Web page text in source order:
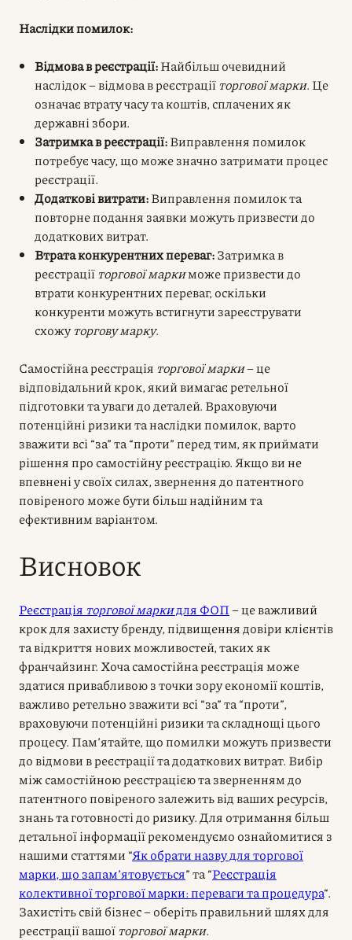
Наслідки помилок:
Відмова в реєстрації:Найбільш очевидний
наслідок – відмова в реєстрації торгової марки. Це
означає втрату часу та коштів, сплачених як
державні збори.
Затримка в реєстрації:Виправлення помилок
потребує часу, що може значно затримати процес
реєстрації.
Додаткові витрати:Виправлення помилок та
повторне подання заявки можуть призвести до
додаткових витрат.
Втрата конкурентних переваг:Затримка в
реєстрації торгової маркиможе призвести до
втрати конкурентних переваг, оскільки
конкуренти можуть встигнути зареєструвати
схожу торгову марку.
Самостійна реєстрація торгової марки– це
відповідальний крок, який вимагає ретельної
підготовки та уваги до деталей. Враховуючи
потенційні ризики та наслідки помилок, варто
зважити всі “за” та “проти” перед тим, як приймати
рішення про самостійну реєстрацію. Якщо ви не
впевнені у своїх силах, звернення до патентного
повіреного може бути більш надійним та
ефективним варіантом.
Висновок
Реєстрація торгової маркидля ФОП– це важливий
крок для захисту бренду, підвищення довіри клієнтів
та відкриття нових можливостей, таких як
франчайзинг. Хоча самостійна реєстрація може
здатися привабливою з точки зору економії коштів,
важливо ретельно зважити всі “за” та “проти”,
враховуючи потенційні ризики та складнощі цього
процесу. Пам’ятайте, що помилки можуть призвести
до відмови в реєстрації та додаткових витрат. Вибір
між самостійною реєстрацією та зверненням до
патентного повіреного залежить від ваших ресурсів,
знань та готовності до ризику. Для отримання більш
детальної інформації рекомендуємо ознайомитися з
нашими статтями “Як обрати назву для торгової
марки, що запам’ятовується” та “Реєстрація
колективної торгової марки: переваги та процедура“.
Захистіть свій бізнес – оберіть правильний шлях для
реєстрації вашої торгової марки.